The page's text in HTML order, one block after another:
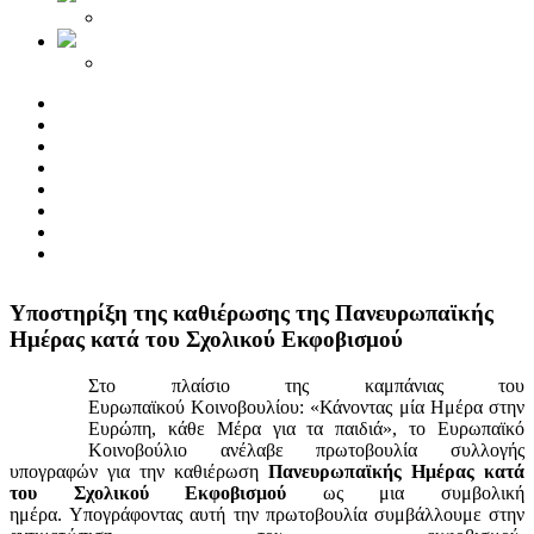
Yποστηρίξη της καθιέρωσης της Πανευρωπαϊκής
Ημέρας κατά του Σχολικού Εκφοβισμού
Στο πλαίσιο της καμπάνιας του
Ευρωπαϊκού Κοινοβουλίου: «Κάνοντας μία Ημέρα στην
Ευρώπη, κάθε Μέρα για τα παιδιά», το Ευρωπαϊκό
Κοινοβούλιο ανέλαβε πρωτοβουλία συλλογής
υπογραφών για την καθιέρωση Πανευρωπαϊκής Ημέρας κατά
του Σχολικού Εκφοβισμού ως μια συμβολική
ημέρα. Υπογράφοντας αυτή την πρωτοβουλία συμβάλλουμε στην